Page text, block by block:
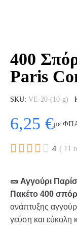
400
Paris
SKU VE-20-(10-g)
6,25 €με
     4 ( 11
🥒 Αγγούρι
Πακέτο 400
ανάπτυξης
γεύση και εύκολη